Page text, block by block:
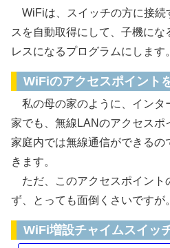
WiFiは、スイッチの方に接続
スを自動取得にして、子機にな
レスになるプログラムにします。
WiFiのアクセスポイント
私の母の家のように、インタ
家でも、無線LANのアクセスポ
家庭内では無線通信ができる
きます。
ただ、このアクセスポイント
ず、とっても面倒くさいですが。
WiFi増設チャイムスイッ